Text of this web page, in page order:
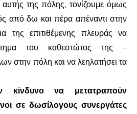
της πόλης, τονίζουμε όμως
από δω και πέρα απέναντι στην
της επιτιθέμενης πλευράς να
του καθεστώτος της –
στην πόλη και να λεηλατήσει τα
κίνδυνο να μετατραπούν
σε δωσίλογους συνεργάτες